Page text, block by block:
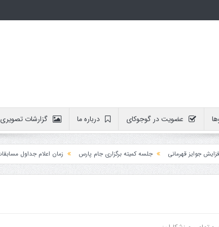
عضویت در گوجوکای درباره ما گزارشات تصویری
قهرمانی جلسه کمیته برگزاری جام پارس زمان اعلام جداول مسابقات